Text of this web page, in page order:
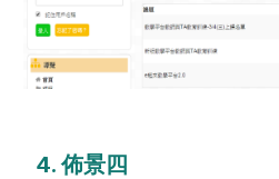
4. 佈景四